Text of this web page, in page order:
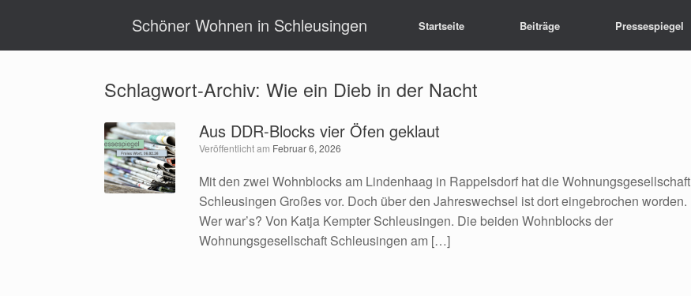
Schöner Wohnen in Schleusingen Startseite Beiträge Pressespiegel
Schlagwort-Archiv: Wie ein Dieb in der Nacht
Aus DDR-Blocks vier Öfen geklaut
Veröffentlicht am Februar 6, 2026
Mit den zwei Wohnblocks am Lindenhaag in Rappelsdorf hat die Wohnungsgesellschaft
Schleusingen Großes vor. Doch über den Jahreswechsel ist dort eingebrochen worden.
Wer war’s? Von Katja Kempter Schleusingen. Die beiden Wohnblocks der
Wohnungsgesellschaft Schleusingen am […]